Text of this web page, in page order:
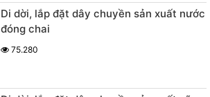
Di dời, lắp đặt dây chuyền sản xuất nước
đóng chai
75.280